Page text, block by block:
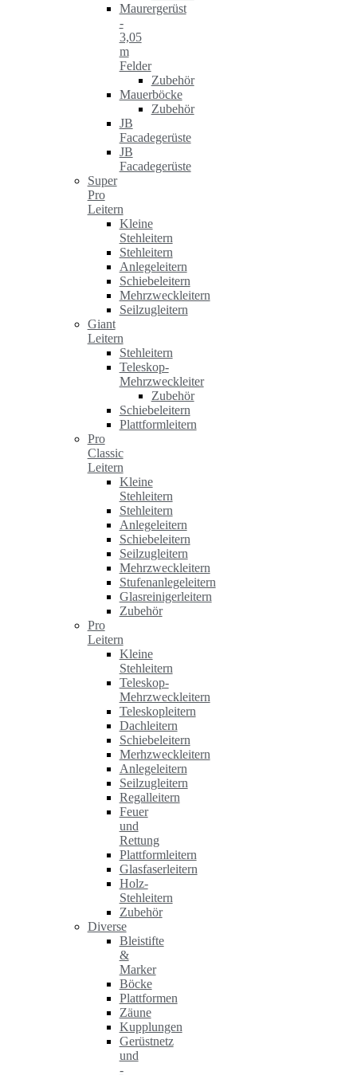
Maurergerüst
-
3,05
m
Felder
Zubehör
Mauerböcke
Zubehör
JB
Facadegerüste
JB
Facadegerüste
Super
Pro
Leitern
Kleine
Stehleitern
Stehleitern
Anlegeleitern
Schiebeleitern
Mehrzweckleitern
Seilzugleitern
Giant
Leitern
Stehleitern
Teleskop-
Mehrzweckleiter
Zubehör
Schiebeleitern
Plattformleitern
Pro
Classic
Leitern
Kleine
Stehleitern
Stehleitern
Anlegeleitern
Schiebeleitern
Seilzugleitern
Mehrzweckleitern
Stufenanlegeleitern
Glasreinigerleitern
Zubehör
Pro
Leitern
Kleine
Stehleitern
Teleskop-
Mehrzweckleitern
Teleskopleitern
Dachleitern
Schiebeleitern
Merhzweckleitern
Anlegeleitern
Seilzugleitern
Regalleitern
Feuer
und
Rettung
Plattformleitern
Glasfaserleitern
Holz-
Stehleitern
Zubehör
Diverse
Bleistifte
&
Marker
Böcke
Plattformen
Zäune
Kupplungen
Gerüstnetz
und
-